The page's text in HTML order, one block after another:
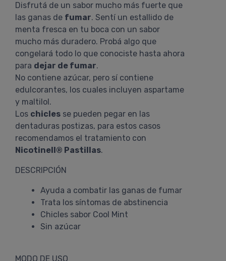
Disfrutá de un sabor mucho más fuerte que
las ganas de fumar. Sentí un estallido de
menta fresca en tu boca con un sabor
mucho más duradero. Probá algo que
congelará todo lo que conociste hasta ahora
para dejar de fumar.
No contiene azúcar, pero sí contiene
edulcorantes, los cuales incluyen aspartame
y maltilol.
Los chicles se pueden pegar en las
dentaduras postizas, para estos casos
recomendamos el tratamiento con
Nicotinell® Pastillas.
DESCRIPCIÓN
Ayuda a combatir las ganas de fumar
Trata los síntomas de abstinencia
Chicles sabor Cool Mint
Sin azúcar
MODO DE USO